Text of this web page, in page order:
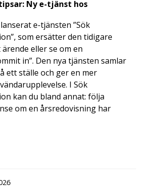
Ny e-tjänst hos
e-tjänsten ”Sök
som ersätter den tidigare
eller se om en
in”. Den nya tjänsten samlar
ett ställe och ger en mer
I Sök
kan du bland annat: följa
om en årsredovisning har